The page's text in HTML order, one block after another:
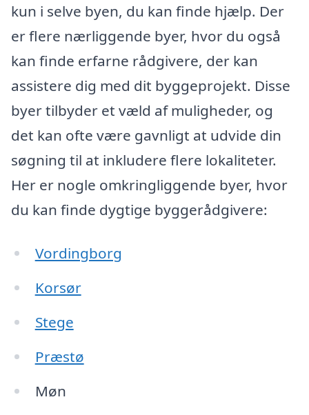
kun i selve byen, du kan finde hjælp. Der
er flere nærliggende byer, hvor du også
kan finde erfarne rådgivere, der kan
assistere dig med dit byggeprojekt. Disse
byer tilbyder et væld af muligheder, og
det kan ofte være gavnligt at udvide din
søgning til at inkludere flere lokaliteter.
Her er nogle omkringliggende byer, hvor
du kan finde dygtige byggerådgivere:
Vordingborg
Korsør
Stege
Præstø
Møn